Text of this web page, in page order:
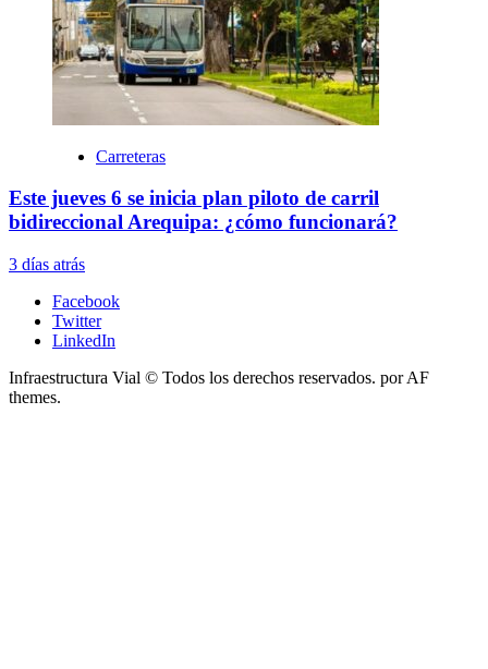
Carreteras
Este jueves 6 se inicia plan piloto de carril
bidireccional Arequipa: ¿cómo funcionará?
3 días atrás
Facebook
Twitter
LinkedIn
Infraestructura Vial © Todos los derechos reservados. por AF
themes.